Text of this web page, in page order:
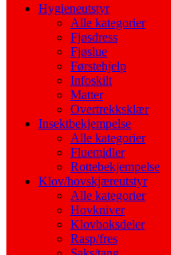
Hygieneutstyr
Alle kategorier
Fjøsdress
Fjøslue
Førstehjelp
Infoskilt
Matter
Overtrekksklær
Insektbekjempelse
Alle kategorier
Fluemidler
Rottebekjempelse
Klov/hovskjæreutstyr
Alle kategorier
Hovkniver
Klovboksdeler
Rasp/fres